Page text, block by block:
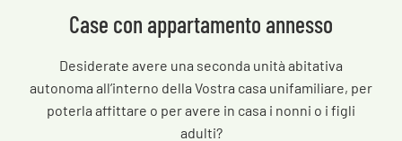
Case con appartamento annesso
Desiderate avere una seconda unità abitativa
autonoma all’interno della Vostra casa unifamiliare, per
poterla affittare o per avere in casa i nonni o i figli
adulti?